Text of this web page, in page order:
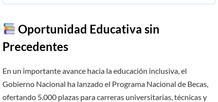
Oportunidad Educativa sin
Precedentes
En un importante avance hacia la educación inclusiva, el
Gobierno Nacional ha lanzado el Programa Nacional de Becas,
ofertando 5.000 plazas para carreras universitarias, técnicas y